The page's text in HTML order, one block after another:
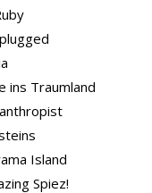
ins Traumland
Island
Spiez!